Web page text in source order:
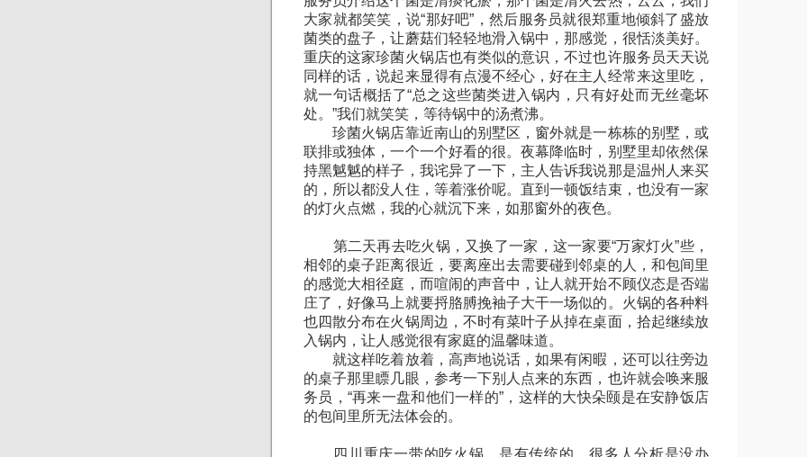
大家就都笑笑，说“那好吧”，然后服务员就很郑重地倾斜了盛放
菌类的盘子，让蘑菇们轻轻地滑入锅中，那感觉，很恬淡美好。
重庆的这家珍菌火锅店也有类似的意识，不过也许服务员天天说
同样的话，说起来显得有点漫不经心，好在主人经常来这里吃，
就一句话概括了“总之这些菌类进入锅内，只有好处而无丝毫坏
处。”我们就笑笑，等待锅中的汤煮沸。
珍菌火锅店靠近南山的别墅区，窗外就是一栋栋的别墅，或
联排或独体，一个一个好看的很。夜幕降临时，别墅里却依然保
持黑魆魆的样子，我诧异了一下，主人告诉我说那是温州人来买
的，所以都没人住，等着涨价呢。直到一顿饭结束，也没有一家
的灯火点燃，我的心就沉下来，如那窗外的夜色。
第二天再去吃火锅，又换了一家，这一家要“万家灯火”些，
相邻的桌子距离很近，要离座出去需要碰到邻桌的人，和包间里
的感觉大相径庭，而喧闹的声音中，让人就开始不顾仪态是否端
庄了，好像马上就要捋胳膊挽袖子大干一场似的。火锅的各种料
也四散分布在火锅周边，不时有菜叶子从掉在桌面，拾起继续放
入锅内，让人感觉很有家庭的温馨味道。
就这样吃着放着，高声地说话，如果有闲暇，还可以往旁边
的桌子那里瞟几眼，参考一下别人点来的东西，也许就会唤来服
务员，“再来一盘和他们一样的”，这样的大快朵颐是在安静饭店
的包间里所无法体会的。
四川重庆一带的吃火锅，是有传统的，很多人分析是没办